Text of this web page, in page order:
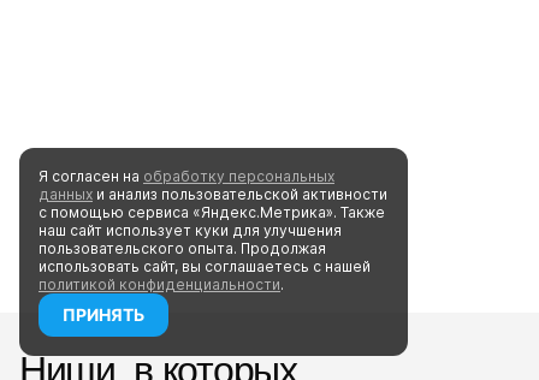
Ниши, в которых
Я согласен на обработку персональных
данных и анализ пользовательской активности
с помощью сервиса «Яндекс.Метрика». Также
наш сайт использует куки для улучшения
пользовательского опыта. Продолжая
использовать сайт, вы соглашаетесь с нашей
политикой конфиденциальности.
ПРИНЯТЬ